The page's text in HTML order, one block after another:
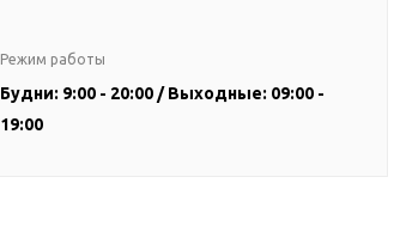
Режим работы
Будни: 9:00 - 20:00 / Выходные: 09:00 -
19:00